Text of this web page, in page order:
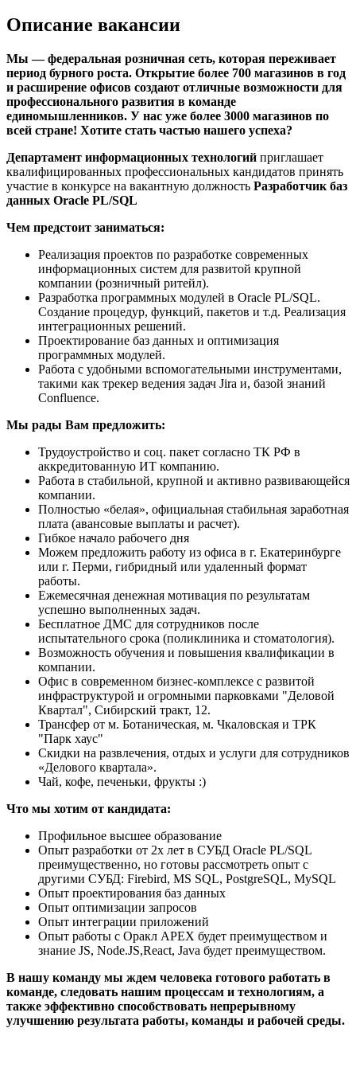
Описание вакансии
Мы — федеральная розничная сеть, которая переживает
период бурного роста. Открытие более 700 магазинов в год
и расширение офисов создают отличные возможности для
профессионального развития в команде
единомышленников. У нас уже более 3000 магазинов по
всей стране! Хотите стать частью нашего успеха?
Департамент информационных технологий приглашает
квалифицированных профессиональных кандидатов принять
участие в конкурсе на вакантную должность Разработчик баз
данных Oracle PL/SQL
Чем предстоит заниматься:
Реализация проектов по разработке современных
информационных систем для развитой крупной
компании (розничный ритейл).
Разработка программных модулей в Oracle PL/SQL.
Создание процедур, функций, пакетов и т.д. Реализация
интеграционных решений.
Проектирование баз данных и оптимизация
программных модулей.
Работа с удобными вспомогательными инструментами,
такими как трекер ведения задач Jira и, базой знаний
Confluence.
Мы рады Вам предложить:
Трудоустройство и соц. пакет согласно ТК РФ в
аккредитованную ИТ компанию.
Работа в стабильной, крупной и активно развивающейся
компании.
Полностью «белая», официальная стабильная заработная
плата (авансовые выплаты и расчет).
Гибкое начало рабочего дня
Можем предложить работу из офиса в г. Екатеринбурге
или г. Перми, гибридный или удаленный формат
работы.
Ежемесячная денежная мотивация по результатам
успешно выполненных задач.
Бесплатное ДМС для сотрудников после
испытательного срока (поликлиника и стоматология).
Возможность обучения и повышения квалификации в
компании.
Офис в современном бизнес-комплексе с развитой
инфраструктурой и огромными парковками "Деловой
Квартал", Сибирский тракт, 12.
Трансфер от м. Ботаническая, м. Чкаловская и ТРК
"Парк хаус"
Скидки на развлечения, отдых и услуги для сотрудников
«Делового квартала».
Чай, кофе, печеньки, фрукты :)
Что мы хотим от кандидата:
Профильное высшее образование
Опыт разработки от 2х лет в СУБД Oracle PL/SQL
преимущественно, но готовы рассмотреть опыт с
другими СУБД: Firebird, MS SQL, PostgreSQL, MySQL
Опыт проектирования баз данных
Опыт оптимизации запросов
Опыт интеграции приложений
Опыт работы с Оракл APEX будет преимуществом и
знание JS, Node.JS,React, Java будет преимуществом.
В нашу команду мы ждем человека готового работать в
команде, следовать нашим процессам и технологиям, а
также эффективно способствовать непрерывному
улучшению результата работы, команды и рабочей среды.